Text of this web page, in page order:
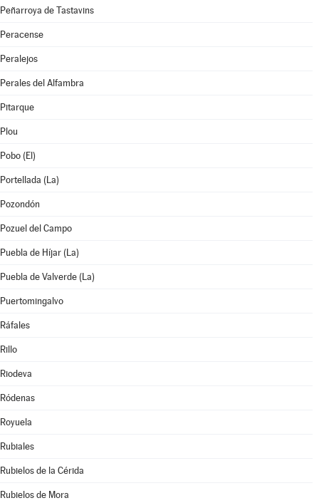
Peñarroya de Tastavins
Peracense
Peralejos
Perales del Alfambra
Pitarque
Plou
Pobo (El)
Portellada (La)
Pozondón
Pozuel del Campo
Puebla de Híjar (La)
Puebla de Valverde (La)
Puertomingalvo
Ráfales
Rillo
Riodeva
Ródenas
Royuela
Rubiales
Rubielos de la Cérida
Rubielos de Mora